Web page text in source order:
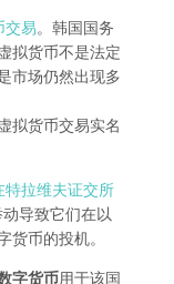
交易。韩国国务
拟货币不是法定
市场仍然出现多
拟货币交易实名
特拉维夫证交所
导致它们在以
币的投机。
字货币用于该国